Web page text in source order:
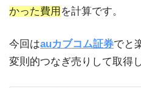
かった費用 を計算です。
今回はauカブコム証券でと
変則的つなぎ売りして取得